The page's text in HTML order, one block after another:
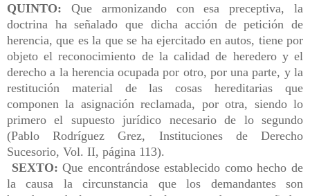
QUINTO: Que armonizando con esa preceptiva, la
doctrina ha señalado que dicha acción de petición de
herencia, que es la que se ha ejercitado en autos, tiene por
objeto el reconocimiento de la calidad de heredero y el
derecho a la herencia ocupada por otro, por una parte, y la
restitución material de las cosas hereditarias que
componen la asignación reclamada, por otra, siendo lo
primero el supuesto jurídico necesario de lo segundo
(Pablo Rodríguez Grez, Instituciones de Derecho
Sucesorio, Vol. II, página 113).
SEXTO:Que encontrándose establecido como hecho de
la causa la circunstancia que los demandantes son